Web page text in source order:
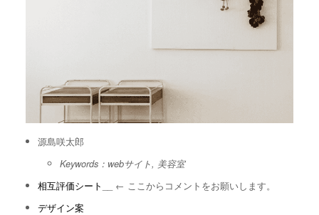
源島咲太郎
Keywords：webサイト, 美容室
相互評価シート
__ ← ここからコメントをお願いします。
デザイン案